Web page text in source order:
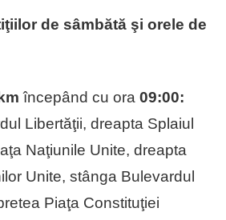
de sâmbătă şi orele de
începând cu ora 09:00:
Libertăţii, dreapta Splaiul
Naţiunile Unite, dreapta
Unite, stânga Bulevardul
Piaţa Constituţiei